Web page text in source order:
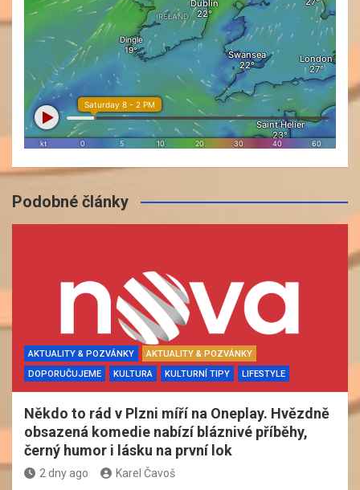
Podobné články
AKTUALITY & POZVÁNKY
AKTUALITY & POZVÁNKY
DOPORUČUJEME
KULTURA KULTURNÍ TIPY LIFESTYLE
Někdo to rád v Plzni míří na Oneplay. Hvězdně
obsazená komedie nabízí bláznivé příběhy,
černý humor i lásku na první lok
2 dny ago Karel Čavoš